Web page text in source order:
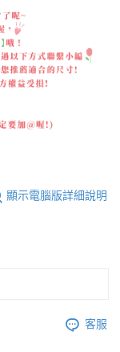
顯示電腦版詳細說明
客服